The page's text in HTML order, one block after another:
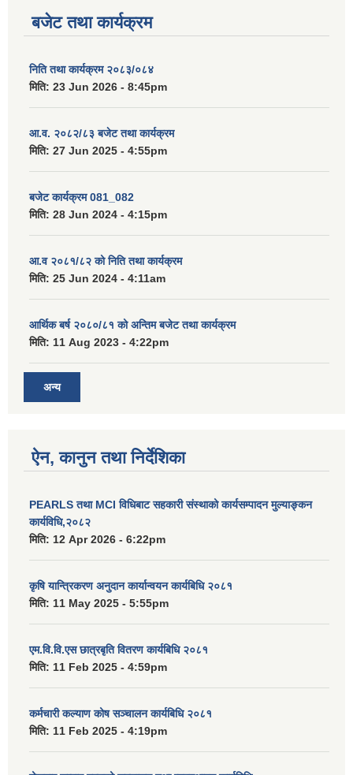
बजेट तथा कार्यक्रम
निति तथा कार्यक्रम २०८३/०८४
मिति: 23 Jun 2026 - 8:45pm
आ.व. २०८२/८३ बजेट तथा कार्यक्रम
मिति: 27 Jun 2025 - 4:55pm
बजेट कार्यक्रम 081_082
मिति: 28 Jun 2024 - 4:15pm
आ.व २०८१/८२ को निति तथा कार्यक्रम
मिति: 25 Jun 2024 - 4:11am
आर्थिक बर्ष २०८०/८१ को अन्तिम बजेट तथा कार्यक्रम
मिति: 11 Aug 2023 - 4:22pm
अन्य
ऐन, कानुन तथा निर्देशिका
PEARLS तथा MCI विधिबाट सहकारी संस्थाको कार्यसम्पादन मुल्याङ्कन
कार्यविधि,२०८२
मिति: 12 Apr 2026 - 6:22pm
कृषि यान्त्रिकरण अनुदान कार्यान्वयन कार्यबिधि २०८१
मिति: 11 May 2025 - 5:55pm
एम.वि.वि.एस छात्रबृति वितरण कार्यबिधि २०८१
मिति: 11 Feb 2025 - 4:59pm
कर्मचारी कल्याण कोष सञ्चालन कार्यबिधि २०८१
मिति: 11 Feb 2025 - 4:19pm